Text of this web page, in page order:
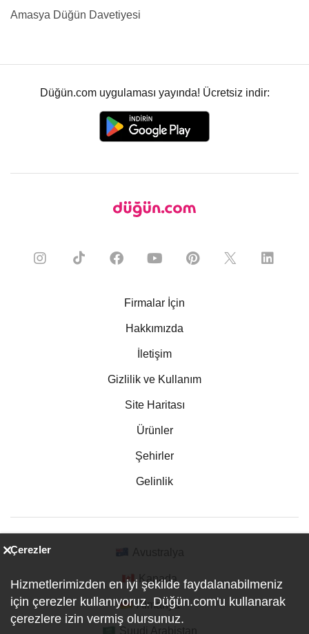
Amasya Düğün Davetiyesi
Düğün.com uygulaması yayında! Ücretsiz indir:
Firmalar İçin
Hakkımızda
İletişim
Gizlilik ve Kullanım
Site Haritası
Ürünler
Şehirler
Gelinlik
Kanada
Almanya
Çerezler
Hizmetlerimizden en iyi şekilde faydalanabilmeniz
için çerezler kullanıyoruz. Düğün.com'u kullanarak
çerezlere izin vermiş olursunuz.